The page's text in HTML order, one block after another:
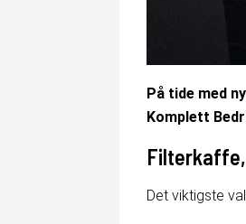
På tide med
Komplett
Det viktigste